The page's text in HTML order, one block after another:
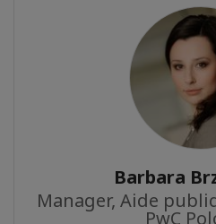
Barbara
Manager, Aide
PwC